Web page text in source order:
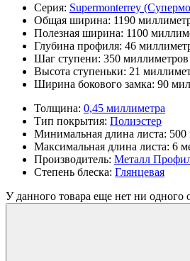
Серия: Supermonterrey
Общая ширина: 1190
Полезная ширина: 1100
Глубина профиля: 46
Шаг ступени: 350 миллиметров
Высота ступеньки: 21
Ширина бокового замка: 90
Толщина: 0,45 миллиметра
Тип покрытия: Полиэстер
Минимальная длина листа: 500
Максимальная длина листа: 6
Производитель: Металл
Степень блеска: Глянцевая
У данного товара еще нет ни одного